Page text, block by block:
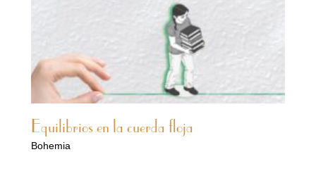
Equilibrios en la cuerda floja
Bohemia